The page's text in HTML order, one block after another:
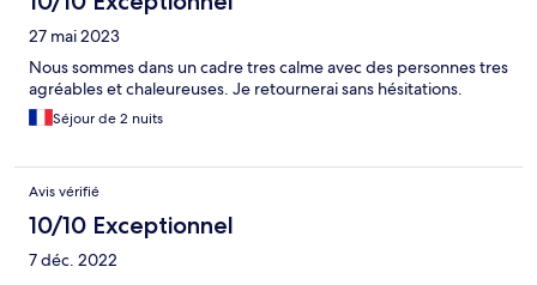
27 mai 2023
Nous sommes dans un cadre tres calme avec des personnes tres
agréables et chaleureuses. Je retournerai sans hésitations.
Séjour de 2 nuits
Avis vérifié
10/10 Exceptionnel
7 déc. 2022